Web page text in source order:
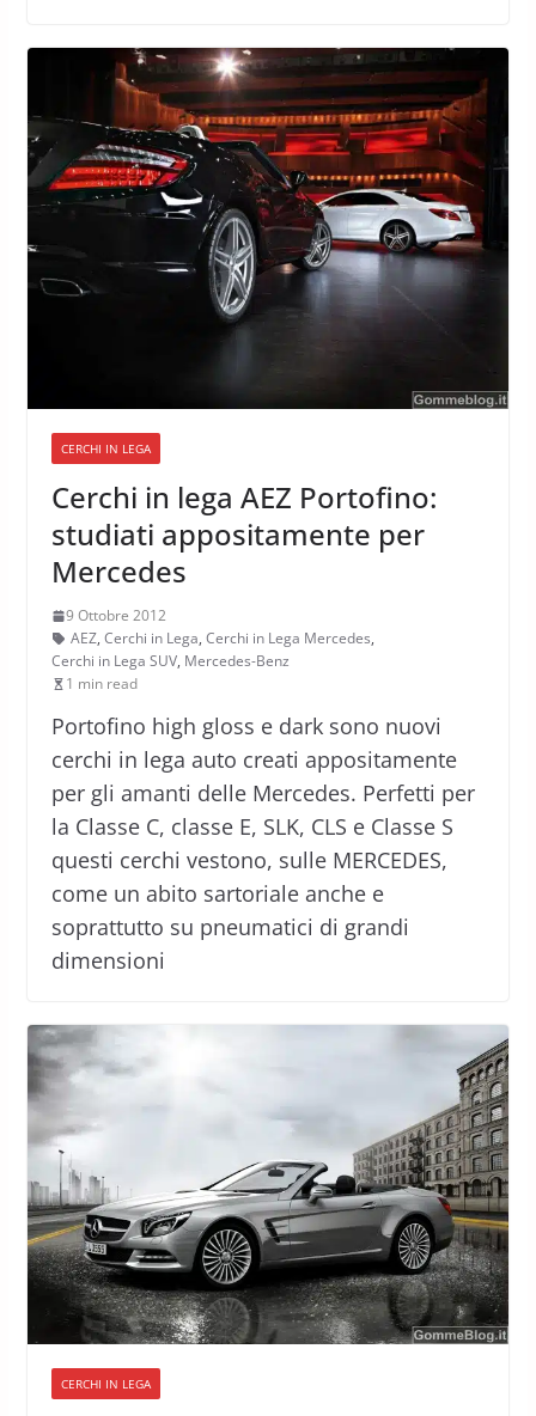
CERCHI IN LEGA
Cerchi in lega AEZ Portofino:
studiati appositamente per
Mercedes
9 Ottobre 2012
AEZ, Cerchi in Lega, Cerchi in Lega Mercedes,
Cerchi in Lega SUV, Mercedes-Benz
1 min read
Portofino high gloss e dark sono nuovi
cerchi in lega auto creati appositamente
per gli amanti delle Mercedes. Perfetti per
la Classe C, classe E, SLK, CLS e Classe S
questi cerchi vestono, sulle MERCEDES,
come un abito sartoriale anche e
soprattutto su pneumatici di grandi
dimensioni
CERCHI IN LEGA